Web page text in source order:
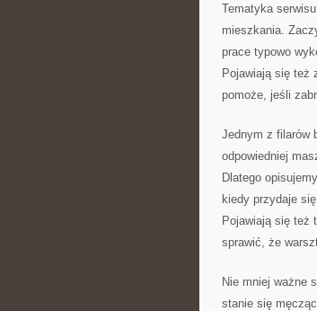
Tematyka
mieszkania.
prace typowo
Pojawiają się też
pomoże, jeśli
Jednym z filarów
odpowiedniej
Dlatego
kiedy przydaje
Pojawiają się też
sprawić, że
Nie mniej ważne
stanie się